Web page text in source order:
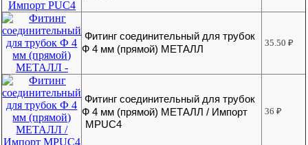
Фитинг соединительный для трубок
Ф 4 мм (прямой) МЕТАЛЛ
35.50₽
Фитинг соединительный для трубок
Ф 4 мм (прямой) МЕТАЛЛ / Импорт
MPUC4
36₽